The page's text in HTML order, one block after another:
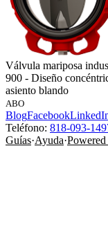
Válvula mariposa
900 - Diseño
asiento blando
ABO
BlogFacebook
Teléfono: 818-093-
Guías·Ayuda·